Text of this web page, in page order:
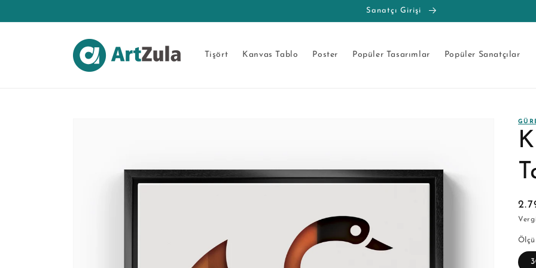
Sanatçı Girişi
Tişört Kanvas Tablo Poster Popüler Tasarımlar Popüler Sanatçılar
Ölçü